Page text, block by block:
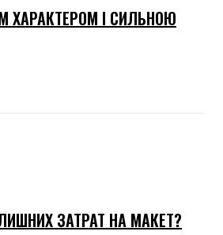
ХАРАКТЕРОМ І СИЛЬНОЮ
ЗАТРАТ НА МАКЕТ?